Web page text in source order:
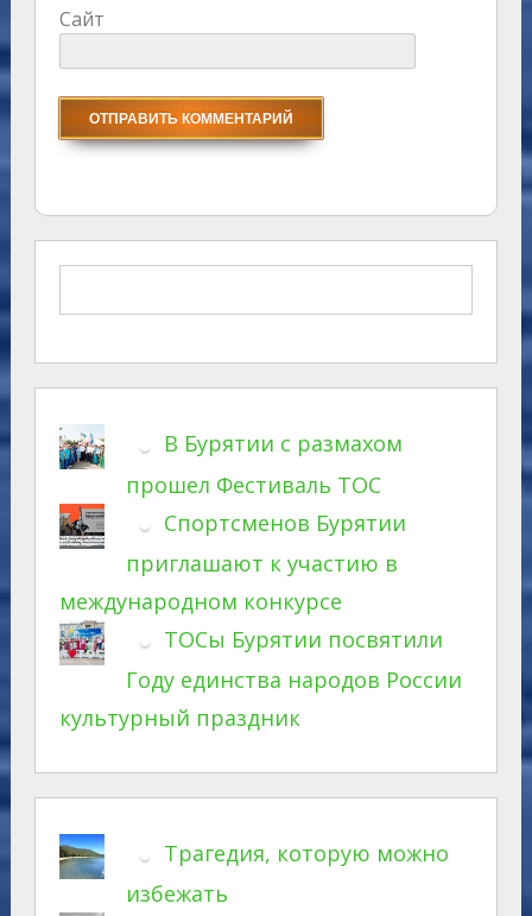
Сайт
В Бурятии с размахом
прошел Фестиваль ТОС
Спортсменов Бурятии
приглашают к участию в
международном конкурсе
ТОСы Бурятии посвятили
Году единства народов России
культурный праздник
Трагедия, которую можно
избежать